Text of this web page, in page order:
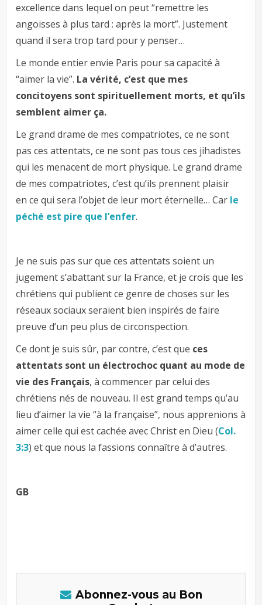
excellence dans lequel on peut “remettre les
angoisses à plus tard : après la mort”. Justement
quand il sera trop tard pour y penser…
Le monde entier envie Paris pour sa capacité à
“aimer la vie”. La vérité, c’est que mes
concitoyens sont spirituellement morts, et qu’ils
semblent aimer ça.
Le grand drame de mes compatriotes, ce ne sont
pas ces attentats, ce ne sont pas tous ces jihadistes
qui les menacent de mort physique. Le grand drame
de mes compatriotes, c’est qu’ils prennent plaisir
en ce qui sera l’objet de leur mort éternelle… Car le
péché est pire que l’enfer.
Je ne suis pas sur que ces attentats soient un
jugement s’abattant sur la France, et je crois que les
chrétiens qui publient ce genre de choses sur les
réseaux sociaux seraient bien inspirés de faire
preuve d’un peu plus de circonspection.
Ce dont je suis sûr, par contre, c’est que ces
attentats sont un électrochoc quant au mode de
vie des Français, à commencer par celui des
chrétiens nés de nouveau. Il est grand temps qu’au
lieu d’aimer la vie “à la française”, nous apprenions à
aimer celle qui est cachée avec Christ en Dieu (Col.
3:3) et que nous la fassions connaître à d’autres.
GB
Abonnez-vous au Bon